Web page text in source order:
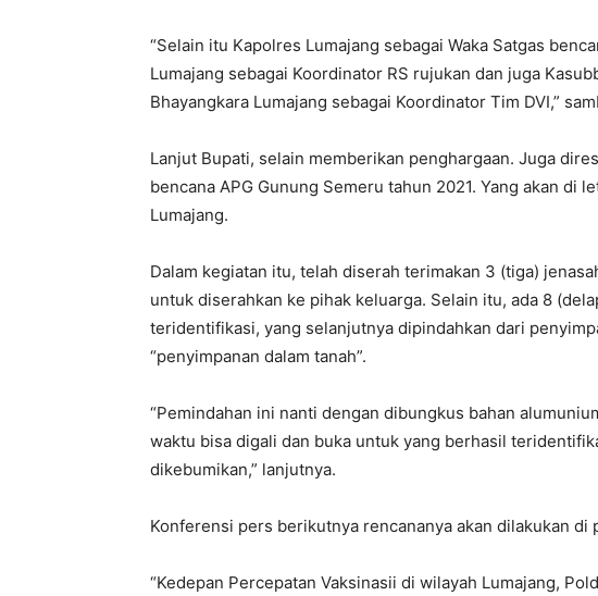
“Selain itu Kapolres Lumajang sebagai Waka Satgas
Lumajang sebagai Koordinator RS rujukan dan juga
Bhayangkara Lumajang sebagai Koordinator Tim DVI,”
Lanjut Bupati, selain memberikan penghargaan. Juga
bencana APG Gunung Semeru tahun 2021. Yang akan di
Lumajang.
Dalam kegiatan itu, telah diserah terimakan 3 (tiga)
untuk diserahkan ke pihak keluarga. Selain itu, ada 8
teridentifikasi, yang selanjutnya dipindahkan dari
“penyimpanan dalam tanah”.
“Pemindahan ini nanti dengan dibungkus bahan
waktu bisa digali dan buka untuk yang berhasil
dikebumikan,” lanjutnya.
Konferensi pers berikutnya rencananya akan dilakukan di
“Kedepan Percepatan Vaksinasii di wilayah Lumajang,